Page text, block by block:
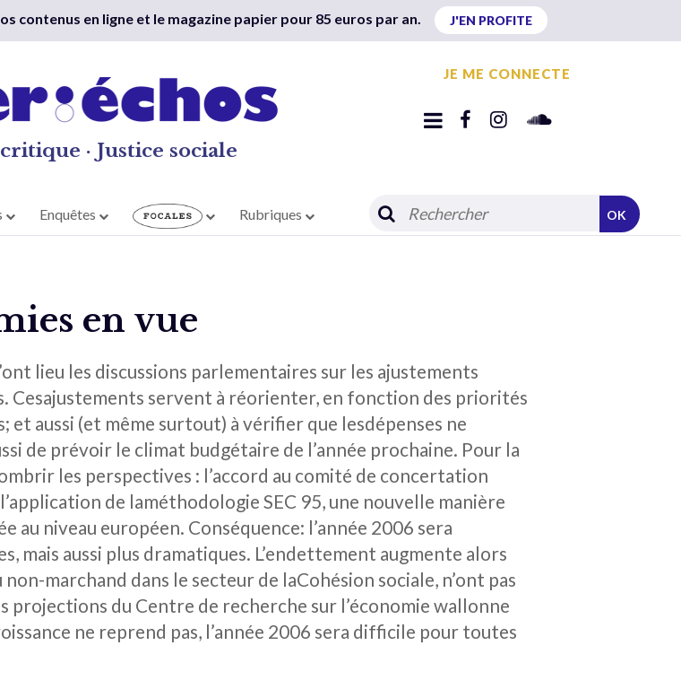
contenus en ligne et le magazine papier pour 85 euros par an. J'EN PROFITE
· Justice sociale
JE ME CONNECTE
Enquêtes Rubriques OK
en vue
lieu les discussions parlementaires sur les ajustements
Cesajustements servent à réorienter, en fonction des priorités
aussi (et même surtout) à vérifier que lesdépenses ne
de prévoir le climat budgétaire de l’année prochaine. Pour la
les perspectives : l’accord au comité de concertation
de laméthodologie SEC 95, une nouvelle manière
niveau européen. Conséquence: l’année 2006 sera
mais aussi plus dramatiques. L’endettement augmente alors
marchand dans le secteur de laCohésion sociale, n’ont pas
projections du Centre de recherche sur l’économie wallonne
ne reprend pas, l’année 2006 sera difficile pour toutes